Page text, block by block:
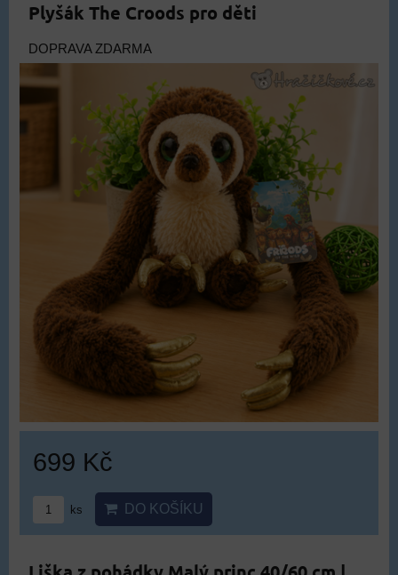
Plyšák The Croods pro děti
DOPRAVA ZDARMA
699 Kč
ks DO KOŠÍKU